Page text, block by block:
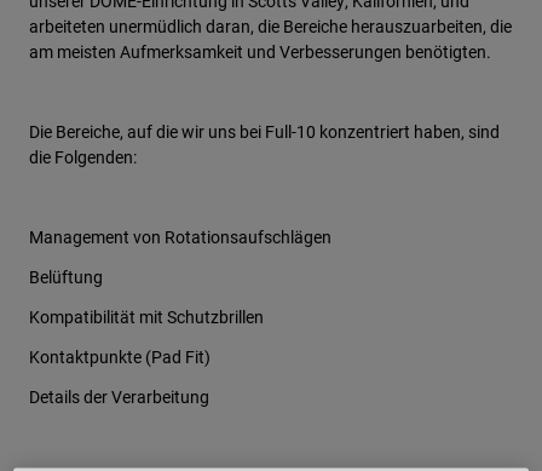
arbeiteten unermüdlich daran, die Bereiche herauszuarbeiten, die
am meisten Aufmerksamkeit und Verbesserungen benötigten.
Die Bereiche, auf die wir uns bei Full-10 konzentriert haben, sind
die Folgenden:
Management von Rotationsaufschlägen
Belüftung
Kompatibilität mit Schutzbrillen
Kontaktpunkte (Pad Fit)
Details der Verarbeitung